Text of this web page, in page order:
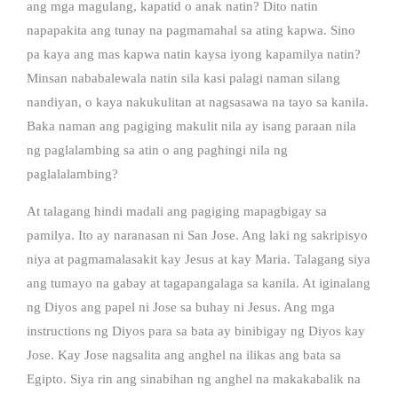
ang mga magulang, kapatid o anak natin? Dito natin
napapakita ang tunay na pagmamahal sa ating kapwa. Sino
pa kaya ang mas kapwa natin kaysa iyong kapamilya natin?
Minsan nababalewala natin sila kasi palagi naman silang
nandiyan, o kaya nakukulitan at nagsasawa na tayo sa kanila.
Baka naman ang pagiging makulit nila ay isang paraan nila
ng paglalambing sa atin o ang paghingi nila ng
paglalalambing?
At talagang hindi madali ang pagiging mapagbigay sa
pamilya. Ito ay naranasan ni San Jose. Ang laki ng sakripisyo
niya at pagmamalasakit kay Jesus at kay Maria. Talagang siya
ang tumayo na gabay at tagapangalaga sa kanila. At iginalang
ng Diyos ang papel ni Jose sa buhay ni Jesus. Ang mga
instructions ng Diyos para sa bata ay binibigay ng Diyos kay
Jose. Kay Jose nagsalita ang anghel na ilikas ang bata sa
Egipto. Siya rin ang sinabihan ng anghel na makakabalik na